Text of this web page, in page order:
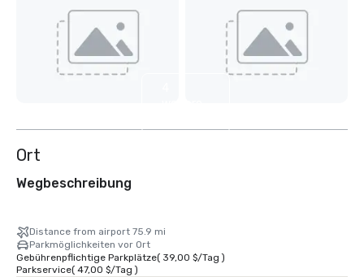
Ort
Wegbeschreibung
Distance from airport 75.9 mi
Parkmöglichkeiten vor Ort
Gebührenpflichtige Parkplätze( 39,00 $/Tag )
Parkservice( 47,00 $/Tag )